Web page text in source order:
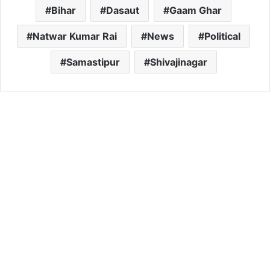
Bihar Dasaut Gaam Ghar
Natwar Kumar Rai News Political
Samastipur Shivajinagar